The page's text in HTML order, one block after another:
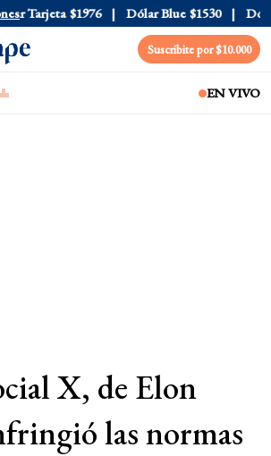
Tarjeta $1976 Dólar Blue $1530 Dólar
Suscribite por $10.000
EN VIVO
X, de Elon
las normas